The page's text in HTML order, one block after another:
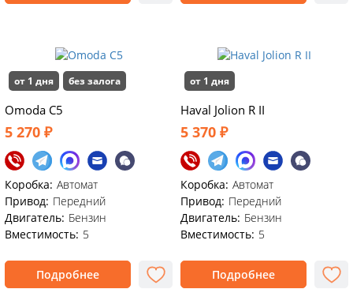
от 1 дня без залога
Omoda C5
5 270 ₽
Коробка: Автомат
Привод: Передний
Двигатель: Бензин
Вместимость: 5
Подробнее
от 1 дня
Haval Jolion R II
5 370 ₽
Коробка: Автомат
Привод: Передний
Двигатель: Бензин
Вместимость: 5
Подробнее